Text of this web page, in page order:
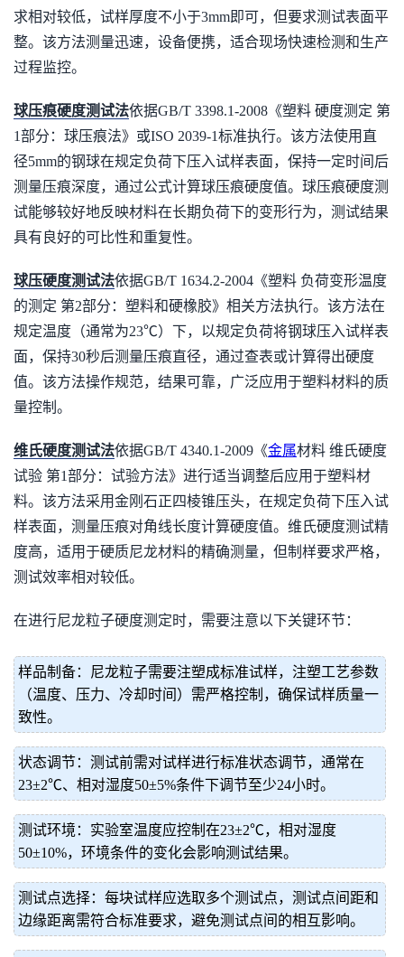
求相对较低，试样厚度不小于3mm即可，但要求测试表面平
整。该方法测量迅速，设备便携，适合现场快速检测和生产
过程监控。
球压痕硬度测试法依据GB/T 3398.1-2008《塑料 硬度测定 第
1部分：球压痕法》或ISO 2039-1标准执行。该方法使用直
径5mm的钢球在规定负荷下压入试样表面，保持一定时间后
测量压痕深度，通过公式计算球压痕硬度值。球压痕硬度测
试能够较好地反映材料在长期负荷下的变形行为，测试结果
具有良好的可比性和重复性。
球压硬度测试法依据GB/T 1634.2-2004《塑料 负荷变形温度
的测定 第2部分：塑料和硬橡胶》相关方法执行。该方法在
规定温度（通常为23℃）下，以规定负荷将钢球压入试样表
面，保持30秒后测量压痕直径，通过查表或计算得出硬度
值。该方法操作规范，结果可靠，广泛应用于塑料材料的质
量控制。
维氏硬度测试法依据GB/T 4340.1-2009《金属材料 维氏硬度
试验 第1部分：试验方法》进行适当调整后应用于塑料材
料。该方法采用金刚石正四棱锥压头，在规定负荷下压入试
样表面，测量压痕对角线长度计算硬度值。维氏硬度测试精
度高，适用于硬质尼龙材料的精确测量，但制样要求严格，
测试效率相对较低。
在进行尼龙粒子硬度测定时，需要注意以下关键环节：
样品制备：尼龙粒子需要注塑成标准试样，注塑工艺参数
（温度、压力、冷却时间）需严格控制，确保试样质量一
致性。
状态调节：测试前需对试样进行标准状态调节，通常在
23±2℃、相对湿度50±5%条件下调节至少24小时。
测试环境：实验室温度应控制在23±2℃，相对湿度
50±10%，环境条件的变化会影响测试结果。
测试点选择：每块试样应选取多个测试点，测试点间距和
边缘距离需符合标准要求，避免测试点间的相互影响。